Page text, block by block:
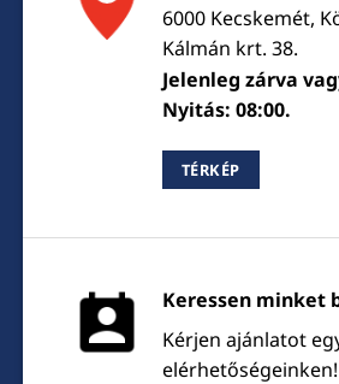
6000 Kecskemét,
Kálmán krt. 38.
Jelenleg zárva
Nyitás: 08:00.
TÉRKÉP
Keressen minket
Kérjen ajánlatot
elérhetőségeinken!